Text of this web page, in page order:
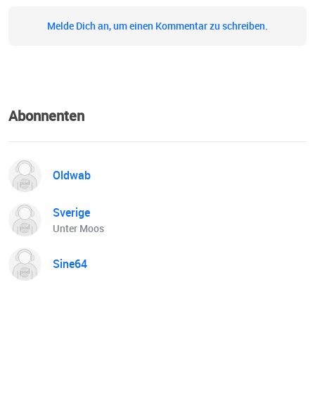
von Podimo, produziert von den Wake Word Studios.
Majbritt Doege, Bianca Dumschat und Sara Doebel
Executive Producer Podimo: Juliane Rinne Producer Wake
Ruben Schulze Fröhlich und Christoph Falke Ein großer
Dank geht an TV Ingolstadt dafür, dass wir ihre
Originalbeiträge für diesen Podcast verwenden dürfen,
und an Nalin Ciftci, die überprüft hat, ob unsere Aussagen
zur ezidischen Kultur & Religion korrekt sind. Jetzt auf
go.podimo.com/doppelgaengerin registrieren und die
Podimo-App 30 Tage kostenlos testen. Dort kannst du alle
6 Folgen “Doppelgängerinnen-Mord” hören. Ab 12.2. gibt
Melde Dich an, um einen Kommentar zu schreiben.
Abonnenten
Oldwab
Sverige
Unter Moos
Sine64